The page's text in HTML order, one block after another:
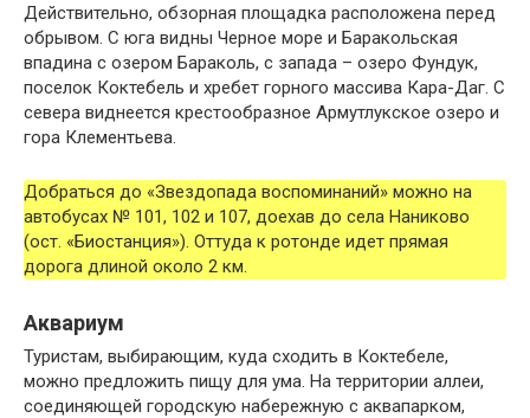
Действительно, обзорная площадка расположена перед
обрывом. С юга видны Черное море и Баракольская
впадина с озером Бараколь, с запада – озеро Фундук,
поселок Коктебель и хребет горного массива Кара-Даг. С
севера виднеется крестообразное Армутлукское озеро и
гора Клементьева.
Добраться до «Звездопада воспоминаний» можно на
автобусах № 101, 102 и 107, доехав до села Наниково
(ост. «Биостанция»). Оттуда к ротонде идет прямая
дорога длиной около 2 км.
Аквариум
Туристам, выбирающим, куда сходить в Коктебеле,
можно предложить пищу для ума. На территории аллеи,
соединяющей городскую набережную с аквапарком,